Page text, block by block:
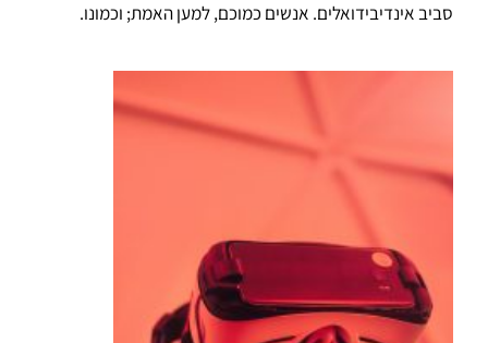
סביב אינדיבידואלים. אנשים כמוכם, למען האמת; וכמונו.